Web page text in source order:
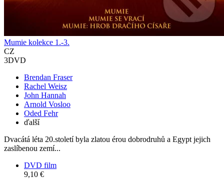
Mumie kolekce 1.-3.
CZ
3DVD
Brendan Fraser
Rachel Weisz
John Hannah
Arnold Vosloo
Oded Fehr
ďalší
Dvacátá léta 20.století byla zlatou érou dobrodruhů a Egypt jejich
zaslíbenou zemí...
DVD film
9,10 €